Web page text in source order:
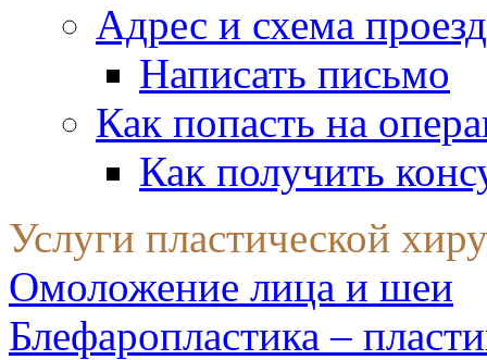
Адрес и схема
Написать письмо
Как попасть на
Как получить
Услуги пластической
Омоложение лица и шеи
Блефаропластика –